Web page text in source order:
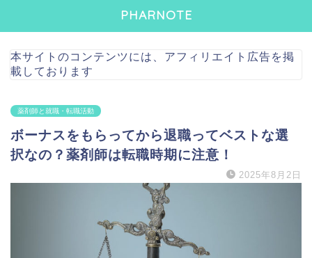
PHARNOTE
本サイトのコンテンツには、アフィリエイト広告を掲
載しております
薬剤師と就職・転職活動
ボーナスをもらってから退職ってベストな選
択なの？薬剤師は転職時期に注意！
2025年8月2日